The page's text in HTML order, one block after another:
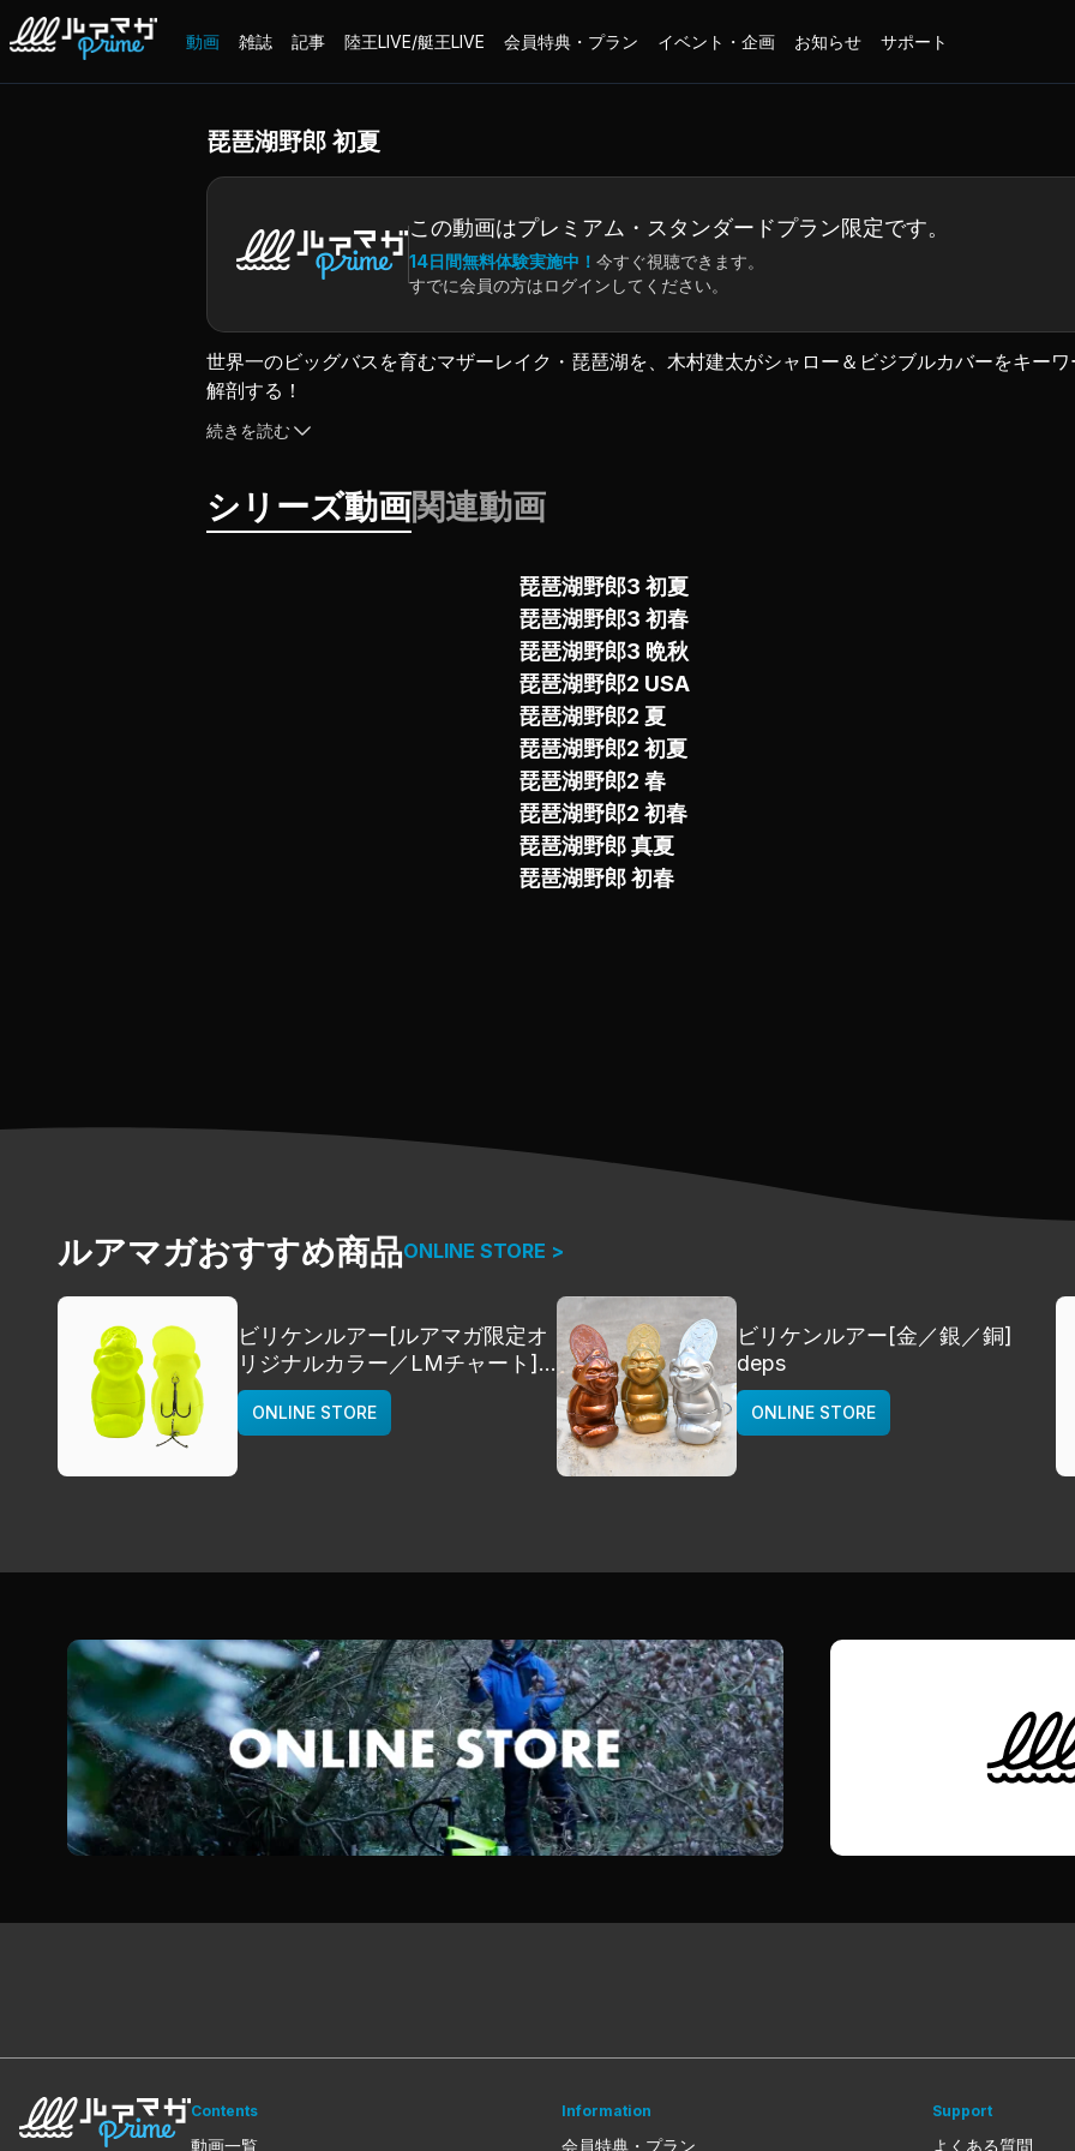
動画 雑誌 記事 陸王LIVE/艇王LIVE 会員特典・プラン イベント・企画 お知らせ サポート
琵琶湖野郎 初夏
この動画はプレミアム・ スタンダードプラン限定です。
14日間無料体験実施中！ 今すぐ視聴できます。
すでに会員の方はログインしてください。
世界一のビッグバスを育むマザーレイク・琵琶湖を、木村建太がシャロー＆ビジブルカバーをキーワ
解剖する！
その広大さと多様性故にビギナーやアウェイのアングラーがモンスターを手にするには意外に敷居が
しかし木村流にシンプルに分析すれば、モンスターへの明らかな道が、次第に紐解かれていく……。
それぞれの季節でモンスターを手にする木村の思考を、詳細な琵琶湖マップと共に全解説している。
もちろん、それぞれのルアー選びやその理由も、木村自身が操る水中映像を交えながら詳細に説明が
実釣では陸っぱりでも手が届くエリアを多数交えながら、サカマタシャッドでの59cm、イヴォーク
陸っぱりが中心のビギナー、レンタルボーター、そしてマイボートでの攻略に行き詰まっているア
品を観れば、あなたの琵琶湖ライフもレベルアップ間違いなし！
続きを読む
シリーズ動画関連動画
琵琶湖野郎3 初夏
琵琶湖野郎3 初春
琵琶湖野郎3 晩秋
琵琶湖野郎2 USA
琵琶湖野郎2 夏
琵琶湖野郎2 初夏
琵琶湖野郎2 春
琵琶湖野郎2 初春
琵琶湖野郎 真夏
琵琶湖野郎 初春
ルアマガおすすめ商品ONLINE STORE >
ビリケンルアー[ルアマガ限定オ
リジナルカラー／LMチャート]
deps
ONLINE STORE
ビリケンルアー[金／銀／銅]
deps
ONLINE STORE
Contents
動画一覧
Information
会員特典・プラン
Support
よくある質問